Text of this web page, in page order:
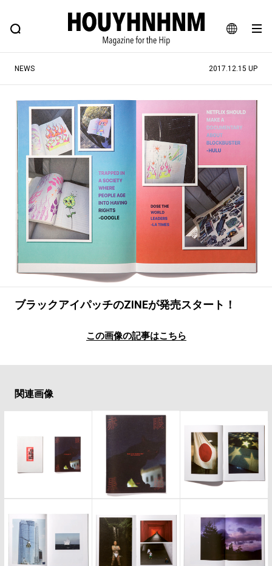
JA
EN
FEATURE BLOG SNAP
ヒップなファッション、カルチャー、ライフスタイルWEBマガジン
#注目のタグ
#SHOPPING ADDICT #憧れの逸品
#ESSENTIAL DESIGNS #古着サミット
#NEW VINTAGE #マイナーグッド図鑑
#路地裏てぃーん。 #MONTHLY JOURNAL
#GH 銘品の所以 #フイナムのYouTube
#Commune H #AH.H
#MOVIE
#LIFESTYLE #SNEAKER #OUTDOOR
NEWS 2017.12.15 UP
ブラックアイパッチのZINEが発売スタート！
この画像の記事はこちら
関連画像